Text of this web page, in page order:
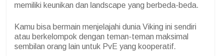
memiliki keunikan dan landscape yang berbeda-beda.
Kamu bisa bermain menjelajahi dunia Viking ini sendiri
atau berkelompok dengan teman-teman maksimal
sembilan orang lain untuk PvE yang kooperatif.